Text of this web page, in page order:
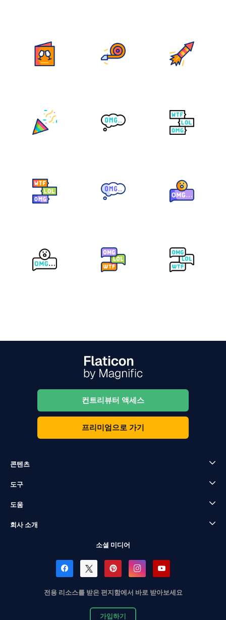
컨트리뷰터 액세스
프리미엄으로 가기
콘텐츠
도구
도움
회사 소개
소셜 미디어
전용 리소스를 받은 편지함에서 바로 받아보세요
가입하기